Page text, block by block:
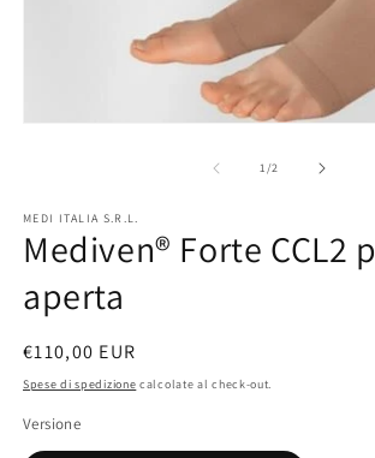
finestra
modale
1/su2
MEDI ITALIA S.R.L.
Mediven® Forte CCL2
aperta
Prezzo
di
€110,00 EUR
Spese di spedizione calcolate al check-out.
Versione